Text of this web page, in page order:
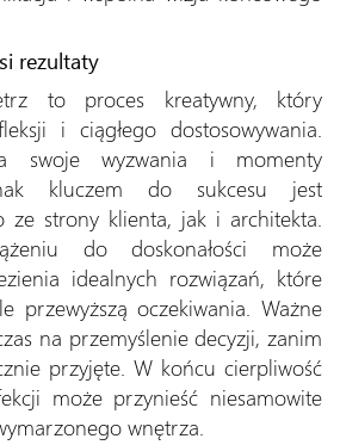
rezultaty
to proces kreatywny, który
i ciągłego dostosowywania.
swoje wyzwania i momenty
kluczem do sukcesu jest
ze strony klienta, jak i architekta.
do doskonałości może
idealnych rozwiązań, które
przewyższą oczekiwania. Ważne
na przemyślenie decyzji, zanim
przyjęte. W końcu cierpliwość
może przynieść niesamowite
wnętrza.